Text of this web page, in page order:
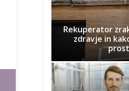
Rekuperator
zdravje in